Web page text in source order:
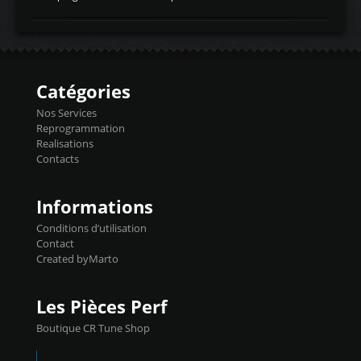
d'admissiontemp ex. pour atmo -30- 80°C
temperaturetemperature ldr moteurtemp
Injecteurs + Flashpro 1370€ TTC Le
précise et performante. Vous pourrez
basculer de la carto sans plomb à Ethanol à
l'aide du flashpro OPTION ECONOMIQUES
Reprog SP 98 sur le calculateur d'origine
450€ TTC Un gain d'environ 10cv et 15nm
Catégories
Nos Services
Reprogrammation
Realisations
Contacts
Informations
Conditions d’utilisation
Contact
Created byMarto
Les Pièces Perf
Boutique CR Tune Shop